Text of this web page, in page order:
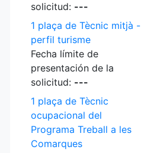
solicitud: ---
1 plaça de Tècnic mitjà -
perfil turisme
Fecha límite de
presentación de la
solicitud: ---
1 plaça de Tècnic
ocupacional del
Programa Treball a les
Comarques